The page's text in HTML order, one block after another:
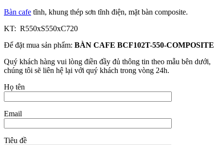
Bàn cafe tĩnh, khung thép sơn tĩnh điện, mặt bàn composite.
KT: R550xS550xC720
Để đặt mua sản phẩm: BÀN CAFE BCF102T-550-COMPOSITE
Quý khách hàng vui lòng điền đầy đủ thông tin theo mẫu bên dưới,
chúng tôi sẽ liên hệ lại với quý khách trong vòng 24h.
Họ tên
Email
Tiêu đề